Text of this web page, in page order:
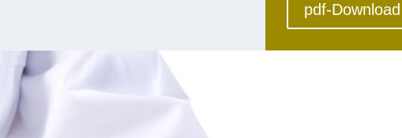
pdf-Download